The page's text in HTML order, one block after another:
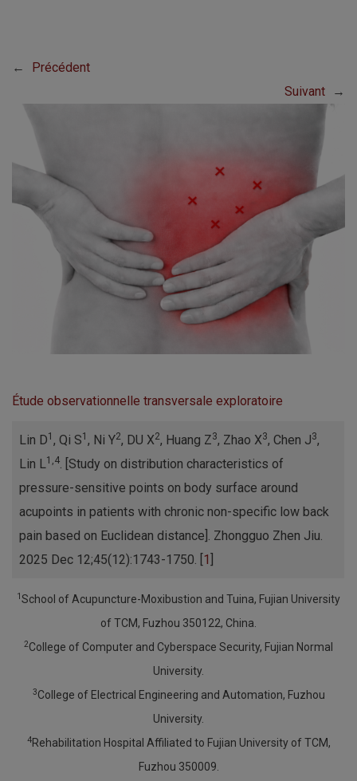
←
Précédent
Suivant
→
Étude observationnelle transversale exploratoire
Lin D1 , Qi S1 , Ni Y2, DU X2, Huang Z3, Zhao X3, Chen J3,
Lin L1,4. [Study on distribution characteristics of
pressure-sensitive points on body surface around
acupoints in patients with chronic non-specific low back
pain based on Euclidean distance]. Zhongguo Zhen Jiu.
2025 Dec 12;45(12):1743-1750. [ 1
1School of Acupuncture-Moxibustion and Tuina, Fujian University
of TCM, Fuzhou 350122, China.
2College of Computer and Cyberspace Security, Fujian Normal
University.
3College of Electrical Engineering and Automation, Fuzhou
University.
4Rehabilitation Hospital Affiliated to Fujian University of TCM,
Fuzhou 350009.